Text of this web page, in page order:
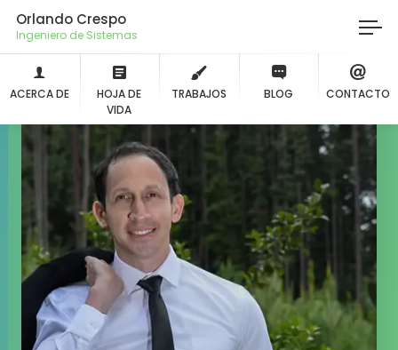
Orlando Crespo
Ingeniero de Sistem
ACERCA DE
HOJA DE
VIDA
TRABAJOS BLOG CONTACTO